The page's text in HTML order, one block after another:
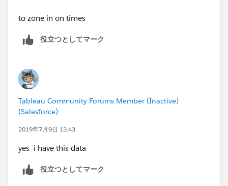
to zone in on times
役立つとしてマーク
Tableau Community Forums Member (Inactive)
(Salesforce)
2019年7月9日 13:43
yes i have this data
役立つとしてマーク